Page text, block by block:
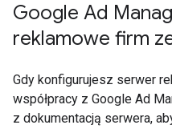
Google Ad
reklamowe firm
Gdy konfigurujesz serwer
współpracy z Google Ad
z dokumentacją serwera,